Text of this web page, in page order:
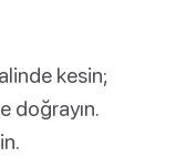
kesin;
doğrayın.